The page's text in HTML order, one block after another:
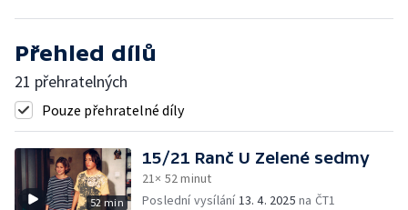
Přehled dílů
21 přehratelných
Pouze přehratelné díly
52 min
15/21 Ranč U Zelené sedmy
21× 52 minut
Poslední vysílání13. 4. 2025 na ČT1